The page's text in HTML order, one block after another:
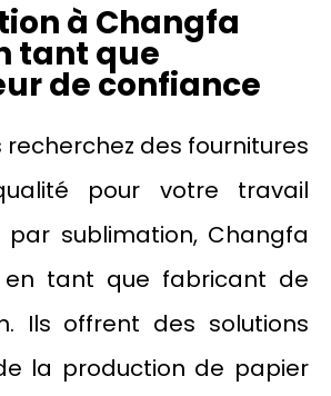
à Changfa
tant que
de confiance
recherchez des fournitures
pour votre travail
par sublimation, Changfa
en tant que fabricant de
Ils offrent des solutions
la production de papier